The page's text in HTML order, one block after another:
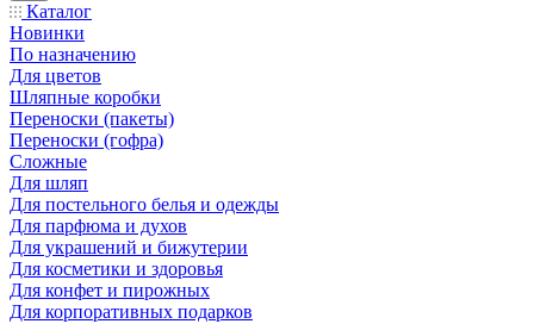
Каталог
Новинки
По назначению
Для цветов
Шляпные коробки
Переноски (пакеты)
Переноски (гофра)
Сложные
Для шляп
Для постельного белья и одежды
Для парфюма и духов
Для украшений и бижутерии
Для косметики и здоровья
Для конфет и пирожных
Для корпоративных подарков